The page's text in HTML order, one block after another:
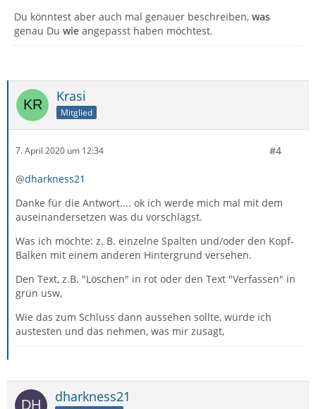
Du könntest aber auch mal genauer beschreiben, was
genau Du wie angepasst haben möchtest.
Krasi
Mitglied
7. April 2020 um 12:34 #4
@dharkness21
Danke für die Antwort.... ok ich werde mich mal mit dem
auseinandersetzen was du vorschlägst.
Was ich möchte: z. B. einzelne Spalten und/oder den Kopf-
Balken mit einem anderen Hintergrund versehen.
Den Text, z.B. "Löschen" in rot oder den Text "Verfassen" in
grün usw,
Wie das zum Schluss dann aussehen sollte, würde ich
austesten und das nehmen, was mir zusagt,
dharkness21